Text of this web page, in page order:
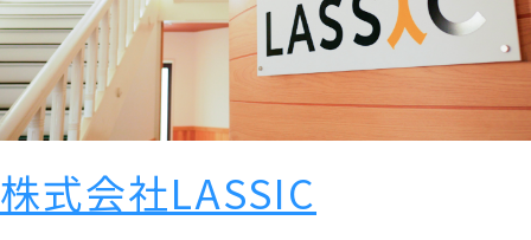
株式会社LASSIC